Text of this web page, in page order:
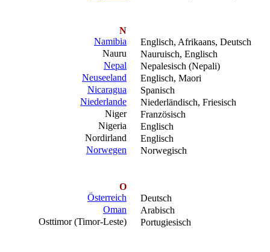
N
Namibia
Englisch, Afrikaans, Deutsch
Nauru
Nauruisch, Englisch
Nepal
Nepalesisch (Nepali)
Neuseeland
Englisch, Maori
Nicaragua
Spanisch
Niederlande
Niederländisch, Friesisch
Niger
Französisch
Nigeria
Englisch
Nordirland
Englisch
Norwegen
Norwegisch
O
Österreich
Deutsch
Oman
Arabisch
Osttimor (Timor-Leste)
Portugiesisch